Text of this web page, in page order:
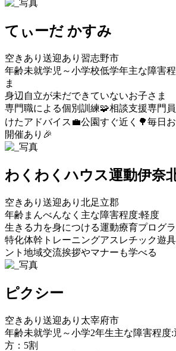
てぃーだ かすみ
空きあり 送迎あり 習志野市
年齢未就学児～小学校低学年主な障害
ま
身辺自立が未だできていないお子さま
専門職による個別訓練🧩相談支援専門
けたアドバイス💼公園すぐ近く🌳毎日
開催あり🎉
わくわくハウス運動伊奈
空きあり 送迎あり 北足立郡
年齢まんべんなく 主な障害程度:軽度
生きる力を身につける運動療育プログ
特化体幹トレーニングアスレチック遊具
ント 地域交流挨拶やマナーも学べる
ピクシー
空きあり 送迎あり 太宰府市
年齢未就学児～小学2年生主な障害程度
方：5割